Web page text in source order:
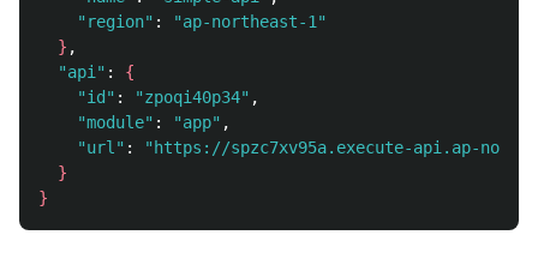
"region" :
"ap-northeast-1"
} ,
"api" : {
"id" : "zpoqi40p34" ,
"module" : "app" ,
"url" :
"https://spzc7xv95a.execute-api.ap-
}
}